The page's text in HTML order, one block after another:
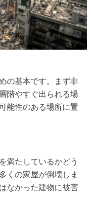
の基本です。まず非
階やすぐ出られる場
能性のある場所に置
満たしているかどう
くの家屋が倒壊しま
なかった建物に被害